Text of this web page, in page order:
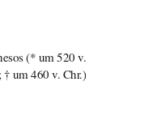
(* um 520 v.
† um 460 v. Chr.)